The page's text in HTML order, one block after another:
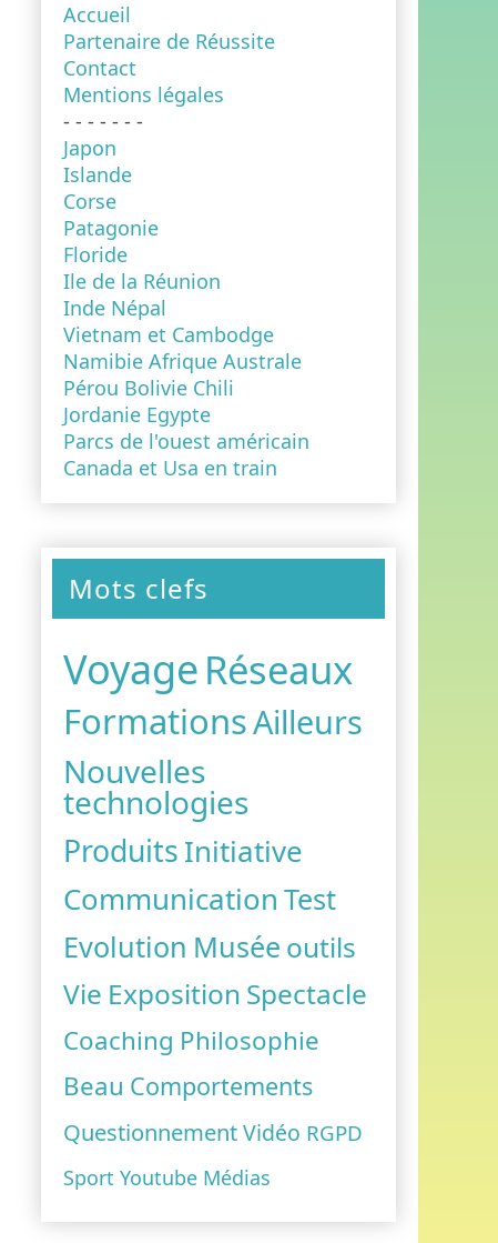
Accueil
Partenaire de Réussite
Contact
Mentions légales
- - - - - - -
Japon
Islande
Corse
Patagonie
Floride
Ile de la Réunion
Inde Népal
Vietnam et Cambodge
Namibie Afrique Australe
Pérou Bolivie Chili
Jordanie Egypte
Parcs de l'ouest américain
Canada et Usa en train
Mots clefs
VoyageRéseaux
FormationsAilleurs
Nouvelles
technologies
ProduitsInitiative
Communication Test
Evolution Musée outils
Vie Exposition Spectacle
Coaching Philosophie
Beau Comportements
QuestionnementVidéo RGPD
Sport Youtube Médias